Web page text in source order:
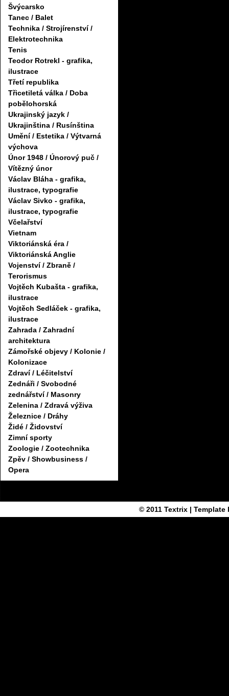
Švýcarsko
Tanec / Balet
Technika / Strojírenství /
Elektrotechnika
Tenis
Teodor Rotrekl - grafika,
ilustrace
Třetí republika
Třicetiletá válka / Doba
pobělohorská
Ukrajinský jazyk /
Ukrajinština / Rusínština
Umění / Estetika / Výtvarná
výchova
Únor 1948 / Únorový puč /
Vítězný únor
Václav Bláha - grafika,
ilustrace, typografie
Václav Sivko - grafika,
ilustrace, typografie
Včelařství
Vietnam
Viktoriánská éra /
Viktoriánská Anglie
Vojenství / Zbraně /
Terorismus
Vojtěch Kubašta - grafika,
ilustrace
Vojtěch Sedláček - grafika,
ilustrace
Zahrada / Zahradní
architektura
Zámořské objevy / Kolonie /
Kolonizace
Zdraví / Léčitelství
Zednáři / Svobodné
zednářství / Masonry
Zelenina / Zdravá výživa
Železnice / Dráhy
Židé / Židovství
Zimní sporty
Zoologie / Zootechnika
Zpěv / Showbusiness /
Opera
© 2011 Textrix| Template